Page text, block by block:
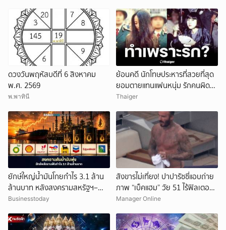
ดวงวันพฤหัสบดีที่ 6 สิงหาคม
พ.ศ. 2569
พ.พาทินี
ย้อนคดี นักโทษประหารที่สวยที่สุด
ยอมตายแทนแฟนหนุ่ม รักคนผิด
ชีวิตดิ่งเหว
Thaiger
ยักษ์ใหญ่น้ำมันโกยกำไร 3.1 ล้าน
ล้านบาท หลังสงครามสหรัฐฯ–
อิหร่านดันราคาพลังงานพุ่ง
Businesstoday
สังขารไม่เที่ยง! ปาปารัซซี่แอบถ่าย
ภาพ “เบ็คแฮม” วัย 51 ไร้ฟิลเตอร์
เผยให้เห็นผมบาง-ศีรษะล้าน
Manager Online